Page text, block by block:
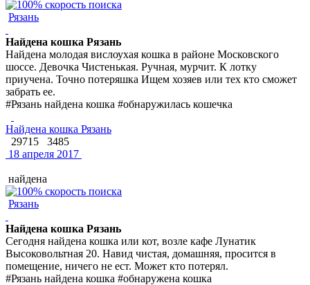
Рязань
Найдена кошка Рязань
Найдена молодая вислоухая кошка в районе Московского
шоссе. Девочка Чистенькая. Ручная, мурчит. К лотку
приучена. Точно потеряшка Ищем хозяев или тех кто сможет
забрать ее.
#Рязань найдена кошка #обнаружилась кошечка
Найдена кошка Рязань
29715
3485
18 апреля 2017
найдена
Рязань
Найдена кошка Рязань
Сегодня найдена кошка или кот, возле кафе Лунатик
Высоковольтная 20. Навид чистая, домашняя, просится в
помещение, ничего не ест. Может кто потерял.
#Рязань найдена кошка #обнаружена кошка